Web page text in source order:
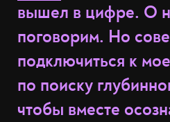
вышел в цифре. О
поговорим. Но
подключиться к
по поиску
чтобы вместе